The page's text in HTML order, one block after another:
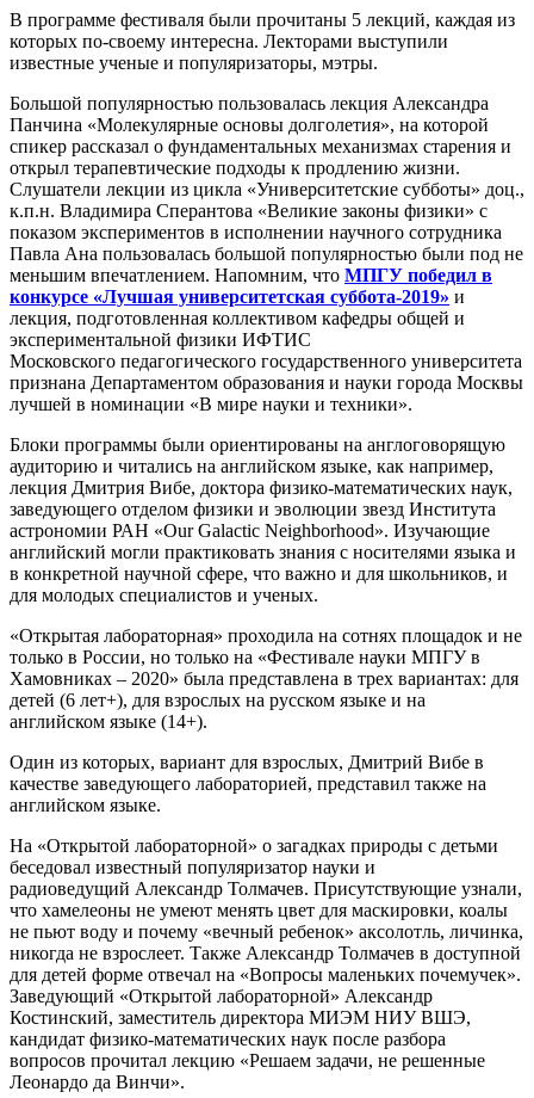
В программе фестиваля были прочитаны 5 лекций, каждая из
которых по-своему интересна. Лекторами выступили
известные ученые и популяризаторы, мэтры.
Большой популярностью пользовалась лекция Александра
Панчина «Молекулярные основы долголетия», на которой
спикер рассказал о фундаментальных механизмах старения и
открыл терапевтические подходы к продлению жизни.
Слушатели лекции из цикла «Университетские субботы» доц.,
к.п.н. Владимира Сперантова «Великие законы физики» с
показом экспериментов в исполнении научного сотрудника
Павла Ана пользовалась большой популярностью были под не
меньшим впечатлением. Напомним, что МПГУ победил в
конкурсе «Лучшая университетская суббота-2019» и
лекция, подготовленная коллективом кафедры общей и
экспериментальной физики ИФТИС
Московского педагогического государственного университета
признана Департаментом образования и науки города Москвы
лучшей в номинации «В мире науки и техники».
Блоки программы были ориентированы на англоговорящую
аудиторию и читались на английском языке, как например,
лекция Дмитрия Вибе, доктора физико-математических наук,
заведующего отделом физики и эволюции звезд Института
астрономии РАН «Our Galactic Neighborhood». Изучающие
английский могли практиковать знания с носителями языка и
в конкретной научной сфере, что важно и для школьников, и
для молодых специалистов и ученых.
«Открытая лабораторная» проходила на сотнях площадок и не
только в России, но только на «Фестивале науки МПГУ в
Хамовниках – 2020» была представлена в трех вариантах: для
детей (6 лет+), для взрослых на русском языке и на
английском языке (14+).
Один из которых, вариант для взрослых, Дмитрий Вибе в
качестве заведующего лабораторией, представил также на
английском языке.
На «Открытой лабораторной» о загадках природы с детьми
беседовал известный популяризатор науки и
радиоведущий Александр Толмачев. Присутствующие узнали,
что хамелеоны не умеют менять цвет для маскировки, коалы
не пьют воду и почему «вечный ребенок» аксолотль, личинка,
никогда не взрослеет. Также Александр Толмачев в доступной
для детей форме отвечал на «Вопросы маленьких почемучек».
Заведующий «Открытой лабораторной» Александр
Костинский, заместитель директора МИЭМ НИУ ВШЭ,
кандидат физико-математических наук после разбора
вопросов прочитал лекцию «Решаем задачи, не решенные
Леонардо да Винчи».